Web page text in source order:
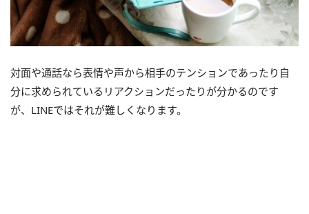
対面や通話なら表情や声から相手のテンションであったり自
分に求められているリアクションだったりが分かるのです
が、LINEではそれが難しくなります。